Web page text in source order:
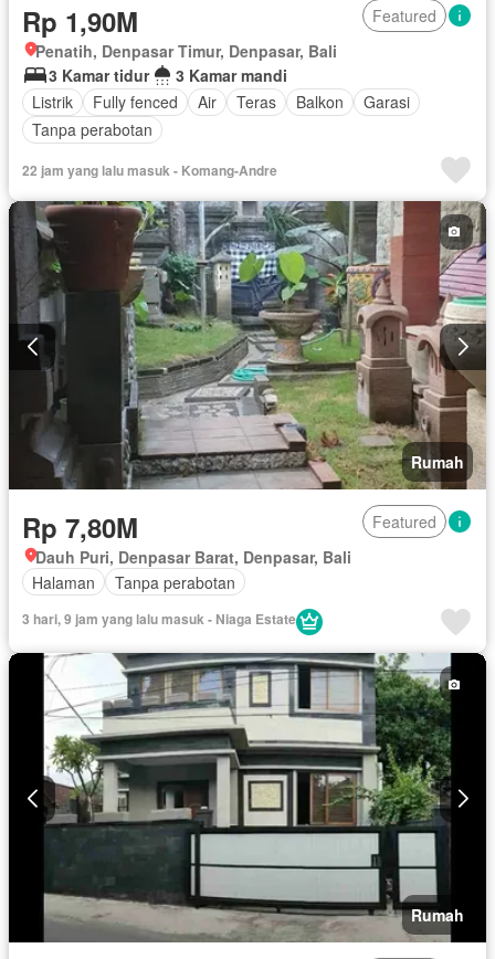
Rp 1,90M
Featured
Penatih, Denpasar Timur, Denpasar, Bali
3 Kamar tidur
3 Kamar mandi
Listrik
Fully fenced Air Teras Balkon
Garasi
Tanpa perabotan
22 jam yang lalu masuk - Komang-Andre
Rumah
Rp 7,80M
Featured
Dauh Puri, Denpasar Barat, Denpasar, Bali
Halaman
Tanpa perabotan
3 hari, 9 jam yang lalu masuk - Niaga Estate
Rumah